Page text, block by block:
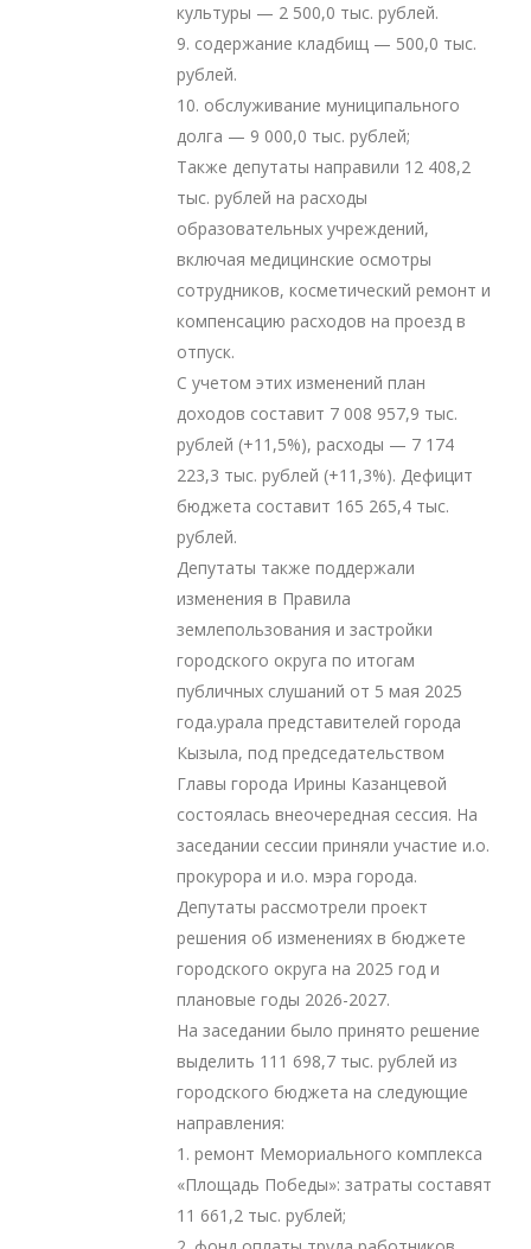
культуры — 2 500,0 тыс. рублей.
9. содержание кладбищ — 500,0 тыс.
рублей.
10. обслуживание муниципального
долга — 9 000,0 тыс. рублей;
Также депутаты направили 12 408,2
тыс. рублей на расходы
образовательных учреждений,
включая медицинские осмотры
сотрудников, косметический ремонт и
компенсацию расходов на проезд в
отпуск.
С учетом этих изменений план
доходов составит 7 008 957,9 тыс.
рублей (+11,5%), расходы — 7 174
223,3 тыс. рублей (+11,3%). Дефицит
бюджета составит 165 265,4 тыс.
рублей.
Депутаты также поддержали
изменения в Правила
землепользования и застройки
городского округа по итогам
публичных слушаний от 5 мая 2025
года.урала представителей города
Кызыла, под председательством
Главы города Ирины Казанцевой
состоялась внеочередная сессия. На
заседании сессии приняли участие и.о.
прокурора и и.о. мэра города.
Депутаты рассмотрели проект
решения об изменениях в бюджете
городского округа на 2025 год и
плановые годы 2026-2027.
На заседании было принято решение
выделить 111 698,7 тыс. рублей из
городского бюджета на следующие
направления:
1. ремонт Мемориального комплекса
«Площадь Победы»: затраты составят
11 661,2 тыс. рублей;